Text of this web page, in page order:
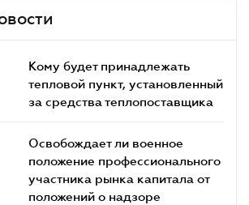
Кому будет принадлежать
тепловой пункт, установленный
за средства теплопоставщика
Освобождает ли военное
положение профессионального
участника рынка капитала от
положений о надзоре